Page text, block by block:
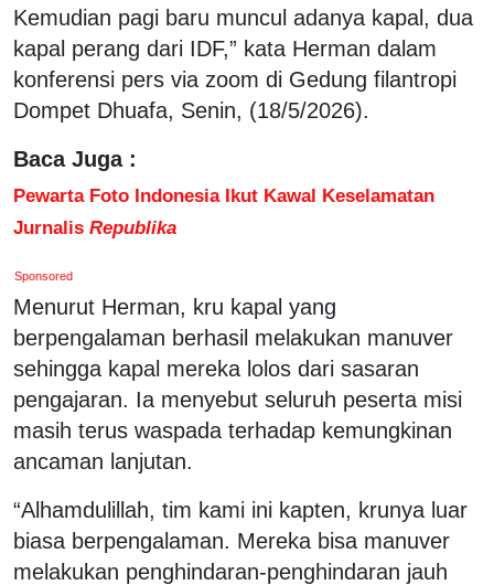
Kemudian pagi baru muncul adanya kapal, dua
kapal perang dari IDF,” kata Herman dalam
konferensi pers via zoom di Gedung filantropi
Dompet Dhuafa, Senin, (18/5/2026).
Baca Juga :
Pewarta Foto Indonesia Ikut Kawal Keselamatan
Jurnalis Republika
Sponsored
Menurut Herman, kru kapal yang
berpengalaman berhasil melakukan manuver
sehingga kapal mereka lolos dari sasaran
pengajaran. Ia menyebut seluruh peserta misi
masih terus waspada terhadap kemungkinan
ancaman lanjutan.
“Alhamdulillah, tim kami ini kapten, krunya luar
biasa berpengalaman. Mereka bisa manuver
melakukan penghindaran-penghindaran jauh